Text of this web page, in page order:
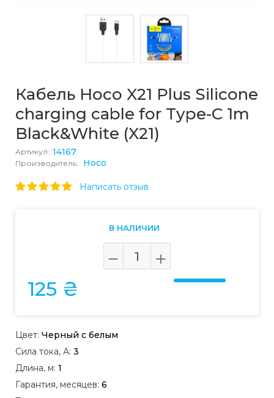
Кабель Hoco X21 Plus Silicone
charging cable for Type-C 1m
Black&White (X21)
Артикул: 14167
Производитель: Hoco
Написать отзыв
В НАЛИЧИИ
125 ₴
Цвет: Черный с белым
Сила тока, А: 3
Длина, м: 1
Гарантия, месяцев: 6